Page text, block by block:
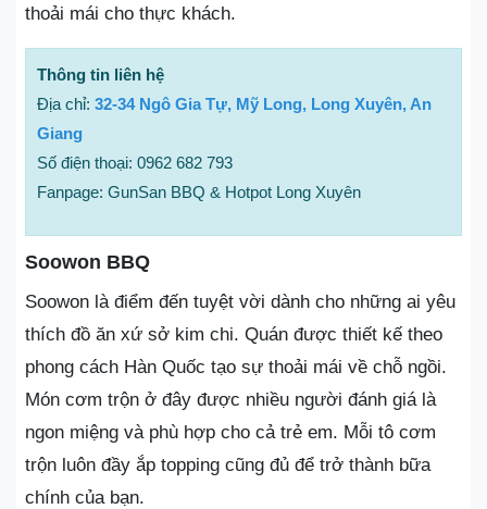
thoải mái cho thực khách.
Thông tin liên hệ
Địa chỉ: 32-34 Ngô Gia Tự, Mỹ Long, Long Xuyên, An
Giang
Số điện thoại: 0962 682 793
Fanpage: GunSan BBQ & Hotpot Long Xuyên
Soowon BBQ
Soowon là điểm đến tuyệt vời dành cho những ai yêu
thích đồ ăn xứ sở kim chi. Quán được thiết kế theo
phong cách Hàn Quốc tạo sự thoải mái về chỗ ngồi.
Món cơm trộn ở đây được nhiều người đánh giá là
ngon miệng và phù hợp cho cả trẻ em. Mỗi tô cơm
trộn luôn đầy ắp topping cũng đủ để trở thành bữa
chính của bạn.